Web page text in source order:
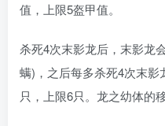
值，上限5盔甲值。
杀死4次末影龙后，末影龙
螨)，之后每多杀死4次末
只，上限6只。龙之幼体的